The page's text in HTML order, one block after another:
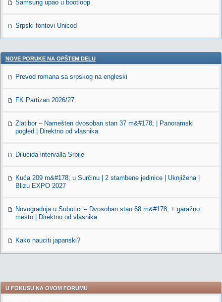
Samsung upao u bootloop
Srpski fontovi Unicod
NOVE PORUKE NA OPŠTEM DELU
Prevod romana sa srpskog na engleski
FK Partizan 2026/27.
Zlatibor – Namešten dvosoban stan 37 m&#178; | Panoramski
pogled | Direktno od vlasnika
Dilucida intervalla Srbije
Kuća 209 m&#178; u Surčinu | 2 stambene jedinice | Uknjižena |
Blizu EXPO 2027
Novogradnja u Subotici – Dvosoban stan 68 m&#178; + garažno
mesto | Direktno od vlasnika
Kako nauciti japanski?
U FOKUSU NA OVOM FORUMU